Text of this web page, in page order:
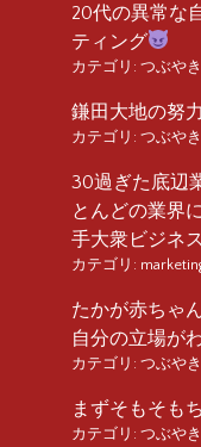
20代の異常な
ティング
カテゴリ: つぶやき
鎌田大地の努
カテゴリ: つぶやき
30過ぎた底辺
とんどの業界
手大衆ビジネ
カテゴリ:
たかが赤ちゃ
自分の立場が
カテゴリ: つぶやき
まずそもそも
カテゴリ: つぶやき